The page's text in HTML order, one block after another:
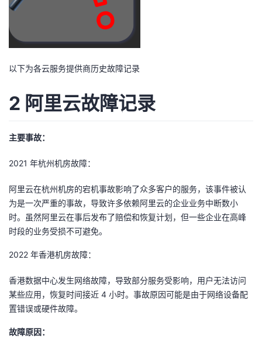
动
关
发
者
学
堂
我
的
课
程
我
的
认
证
我
的
实
我
的
我
Programs
的
支
持
我
的
技
术
支
持
我
的
云
声
建
以下为各云服务提供商历史故障记录
2 阿里云故障记录
主要事故：
2021 年杭州机房故障：
阿里云在杭州机房的宕机事故影响了众多客户的服务，该事件被认
为是一次严重的事故，导致许多依赖阿里云的企业业务中断数小
时。虽然阿里云在事后发布了赔偿和恢复计划，但一些企业在高峰
时段的业务受损不可避免。
2022 年香港机房故障：
香港数据中心发生网络故障，导致部分服务受影响，用户无法访问
某些应用，恢复时间接近 4 小时。事故原因可能是由于网络设备配
置错误或硬件故障。
故障原因：